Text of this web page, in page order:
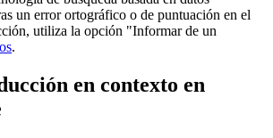
un error ortográfico o de puntuación en el
utiliza la opción "Informar de un
.
en contexto en